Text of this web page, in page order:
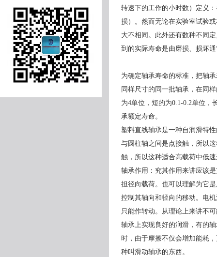
转速下的工作的小时数）定义
损）。然而无论在实验室试验
大不相同。此外还有数种不同
到的实际寿命是由磨损、损坏
为确定轴承寿命的标准，把轴
同样尺寸的同一批轴承，在同
为4单位，短的为0.1-0.2单位，
承额定寿命。
塑料直线轴承是一种自润滑特
与圆柱轴之间是点接触，所以
触，所以这种适合高载荷中低
轴承作用：究其作用来讲应该
担径向载荷。也可以理解为它
控制其轴向和径向的移动。电
只能作转动。从理论上来讲不
轴承上实现良好的润滑，有的
时，由于摩擦不仅会增加能耗
种叫滑动轴承的东西。